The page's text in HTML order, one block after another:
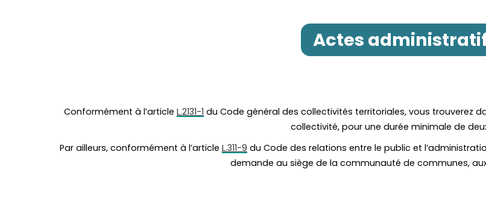
Actes
Conformément à l’article L.2131-1 du Code général des collectivités territoriales, vous trouverez
collectivité, pour une durée minimale de
Par ailleurs, conformément à l’article L.311-9 du Code des relations entre le public et
demande au siège de la communauté de communes,